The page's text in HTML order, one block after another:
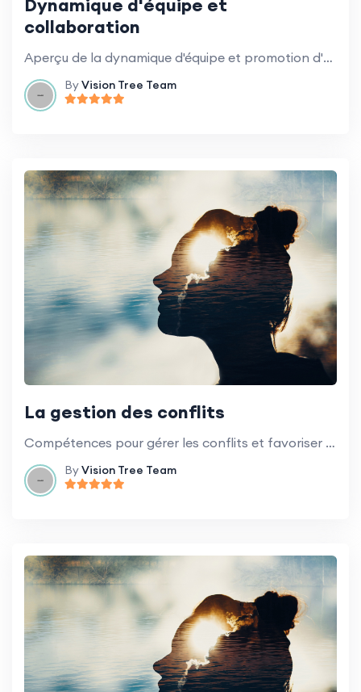
Dynamique d'équipe et
collaboration
Aperçu de la dynamique d'équipe et promotion d'une collaboration efficace et saine.
ByVision Tree Team
La gestion des conflits
Compétences pour gérer les conflits et favoriser des relations de travail positives.
ByVision Tree Team